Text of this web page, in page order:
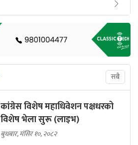
सबै
कांग्रेस विशेष महाधिवेशन पक्षधरको
विशेष भेला सुरू (लाइभ)
बुधबार, मंसिर १०, २०८२